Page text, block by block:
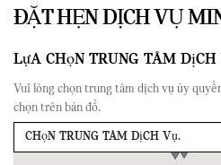
ĐẶT HẸN DỊCH VỤ
Lựa chọn Trung tâm Dịch
Vui lòng chọn trung tâm dịch vụ ủy
chọn trên bản đồ.